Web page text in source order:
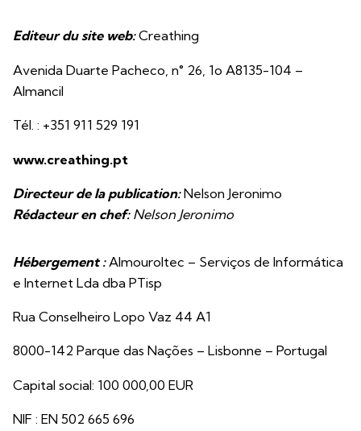
Editeur du site web:Creathing
Avenida Duarte Pacheco, n° 26, 1o A8135-104 –
Almancil
Tél. : +351 911 529 191
www.creathing.pt
Directeur de la publication:Nelson Jeronimo
Rédacteur en chef: Nelson Jeronimo
Hébergement :Almouroltec – Serviços de Informática
e Internet Lda dba PTisp
Rua Conselheiro Lopo Vaz 44 A1
8000-142 Parque das Nações – Lisbonne – Portugal
Capital social: 100 000,00 EUR
NIF : EN 502 665 696